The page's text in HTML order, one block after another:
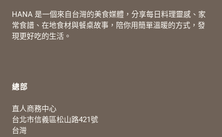
HANA 是一個來自台灣的美食媒體，分享每日料理靈感、家
常食譜、在地食材與餐桌故事，陪你用簡單溫暖的方式，發
現更好吃的生活。
總部
直人商務中心
台北市信義區松山路421號
台灣